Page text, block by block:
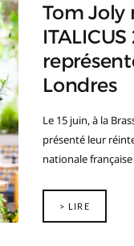
Tom
Londres
Le 15 juin, à la
présenté leur
nationale
> LIRE